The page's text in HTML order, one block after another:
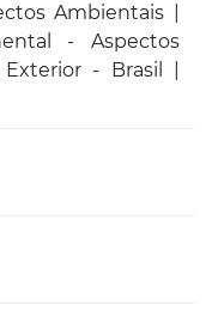
Ambientais |
- Aspectos
- Brasil |